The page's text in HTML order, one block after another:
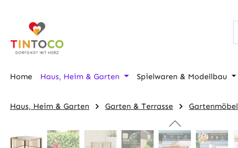
Home Haus, Heim & Garten Spielwaren & Modellbau
Haus, Heim & Garten Garten & Terrasse Gartenmöbel